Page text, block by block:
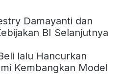
Damayanti dan
BI Selanjutnya
lalu Hancurkan
Kembangkan Model